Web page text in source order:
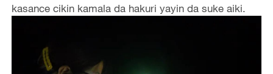
kasance cikin kamala da hakuri yayin da suke aiki.